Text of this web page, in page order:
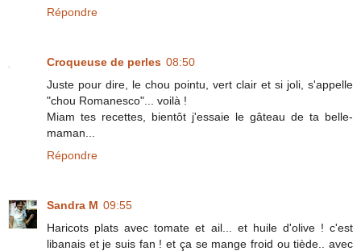
Répondre
Croqueuse de perles 08:50
Juste pour dire, le chou pointu, vert clair et si joli, s'appelle
"chou Romanesco"... voilà !
Miam tes recettes, bientôt j'essaie le gâteau de ta belle-
maman...
Répondre
Sandra M 09:55
Haricots plats avec tomate et ail... et huile d'olive ! c'est
libanais et je suis fan ! et ça se mange froid ou tiède.. avec